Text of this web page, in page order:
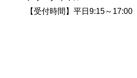
【受付時間】平日9:15～